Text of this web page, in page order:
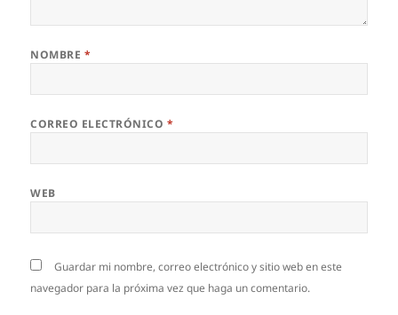
NOMBRE *
CORREO ELECTRÓNICO *
WEB
Guardar mi nombre, correo electrónico y sitio web en este
navegador para la próxima vez que haga un comentario.